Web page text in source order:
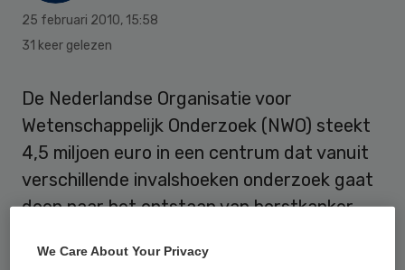
25 februari 2010, 15:58
31 keer gelezen
De Nederlandse Organisatie voor
Wetenschappelijk Onderzoek (NWO) steekt
4,5 miljoen euro in een centrum dat vanuit
verschillende invalshoeken onderzoek gaat
doen naar het ontstaan van borstkanker.
We Care About Your Privacy